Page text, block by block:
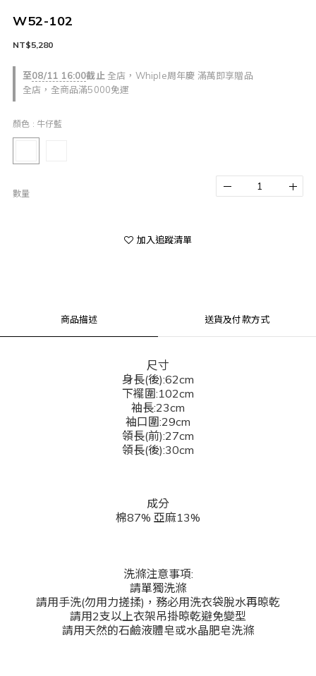
W52-102
至08/11 16:00截止 全店，Whiple周年慶 滿萬即享贈品
全店，全商品滿5000免運
NT$5,280
顏色 : 牛仔藍
數量
加入追蹤清單
商品描述 送貨及付款方式
尺寸
身長(後):62cm
下襬圍:102cm
袖長:23cm
袖口圍:29cm
領長(前):27cm
領長(後):30cm
成分
棉87% 亞麻13%
洗滌注意事項:
請單獨洗滌
請用手洗(勿用力搓揉)，務必用洗衣袋脫水再晾乾
請用2支以上衣架吊掛晾乾避免變型
請用天然的石鹼液體皂或水晶肥皂洗滌